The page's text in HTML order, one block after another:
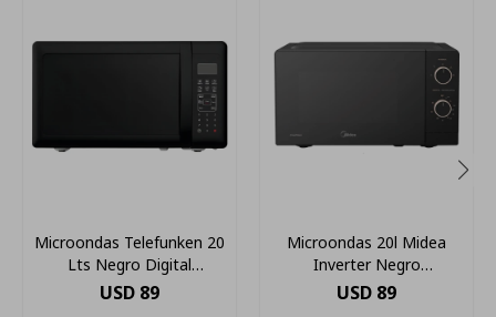
Microondas Telefunken 20
Lts Negro Digital
Tlfmic20dn
USD 89
Microondas 20l Midea
Inverter Negro
Mmop01mz-mmpfbk
USD 89